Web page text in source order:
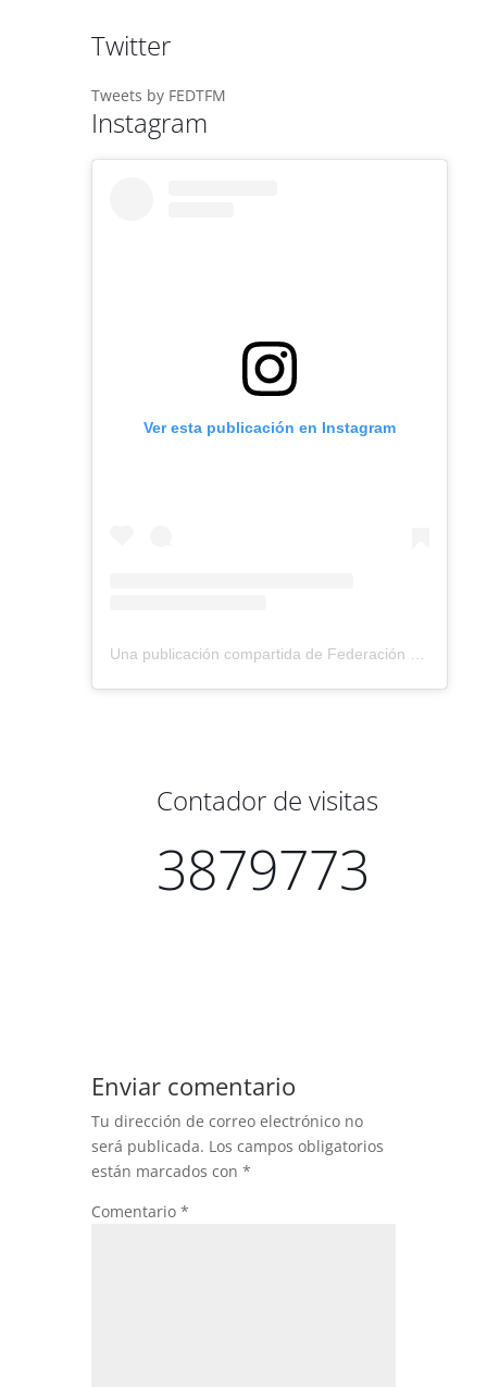
Twitter
Tweets by FEDTFM
Instagram
Ver esta publicación en Instagram
Una publicación compartida de Federación Montañismo Tenerife (@federacion_montanismo_tenerife)
Contador de visitas
3879773
Enviar comentario
Tu dirección de correo electrónico no
será publicada. Los campos obligatorios
están marcados con *
Comentario *